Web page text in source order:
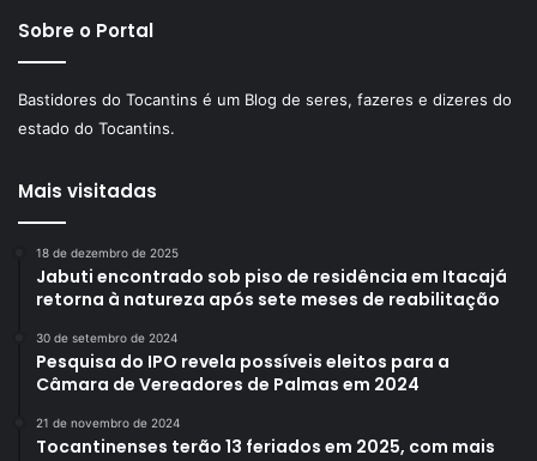
Sobre o Portal
Bastidores do Tocantins é um Blog de seres, fazeres e dizeres do
estado do Tocantins.
Mais visitadas
18 de dezembro de 2025
Jabuti encontrado sob piso de residência em Itacajá
retorna à natureza após sete meses de reabilitação
30 de setembro de 2024
Pesquisa do IPO revela possíveis eleitos para a
Câmara de Vereadores de Palmas em 2024
21 de novembro de 2024
Tocantinenses terão 13 feriados em 2025, com mais